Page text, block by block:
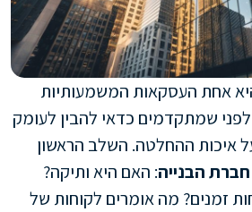
אחת העסקאות המשמעותיות
שמתקדמים כדאי להבין לעומק
איכות ההחלטה. השלב הראשון
חברת הבנייה: האם היא ותיקה?
זמנים? מה אומרים לקוחות של